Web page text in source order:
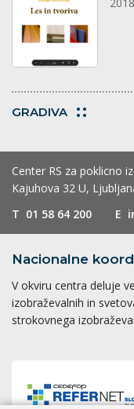
GRADIVA
Center RS za poklicno
Kajuhova 32 U,
T 01 58 64 200 E
Nacionalne
V okviru centra deluje
izobraževalnih in
strokovnega